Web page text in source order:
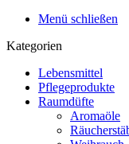
Menü schließen
Kategorien
Lebensmittel
Pflegeprodukte
Raumdüfte
Aromaöle